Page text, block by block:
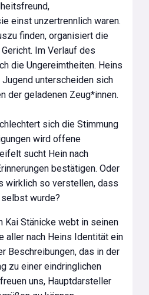
einst unzertrennlich waren.
finden, organisiert die
Im Verlauf des
die Ungereimtheiten. Heins
Jugend unterscheiden sich
der geladenen Zeug*innen.
sich die Stimmung
wird offene
sucht Hein nach
bestätigen. Oder
wirklich so verstellen, dass
wurde?
Kai Stänicke webt in seinen
aller nach Heins Identität ein
Beschreibungen, das in der
zu einer eindringlichen
uns, Hauptdarsteller